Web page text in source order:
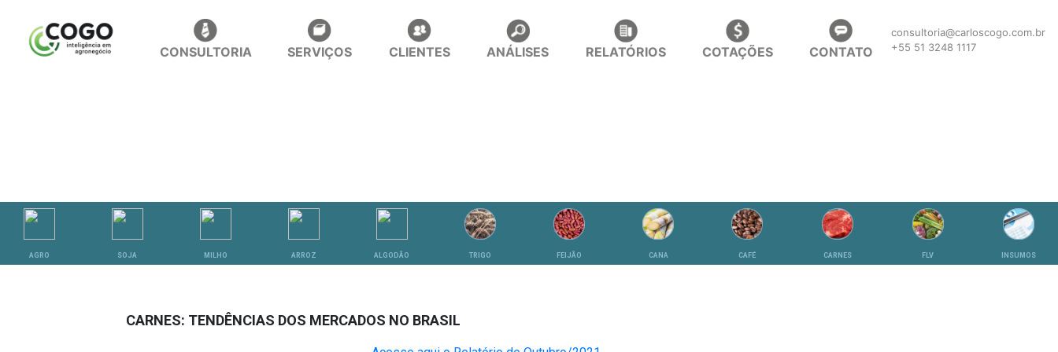
CONSULTORIA SERVIÇOS CLIENTES ANÁLISES RELATÓRIOS COTAÇÕES CONTATO
consultoria@carloscogo.com.br
+55 51 3248 1117
AGRO SOJA MILHO ARROZ ALGODÃO TRIGO FEIJÃO CANA CAFÉ CARNES FLV INSUMOS
CARNES: TENDÊNCIAS DOS MERCADOS NO BRASIL